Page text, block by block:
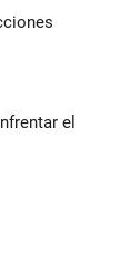
el